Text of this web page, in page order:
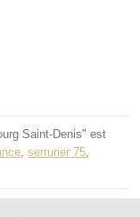
Saint-Denis" est
, serrurier 75,